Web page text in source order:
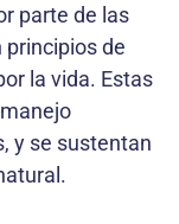
parte de las
de
la vida. Estas
y se sustentan